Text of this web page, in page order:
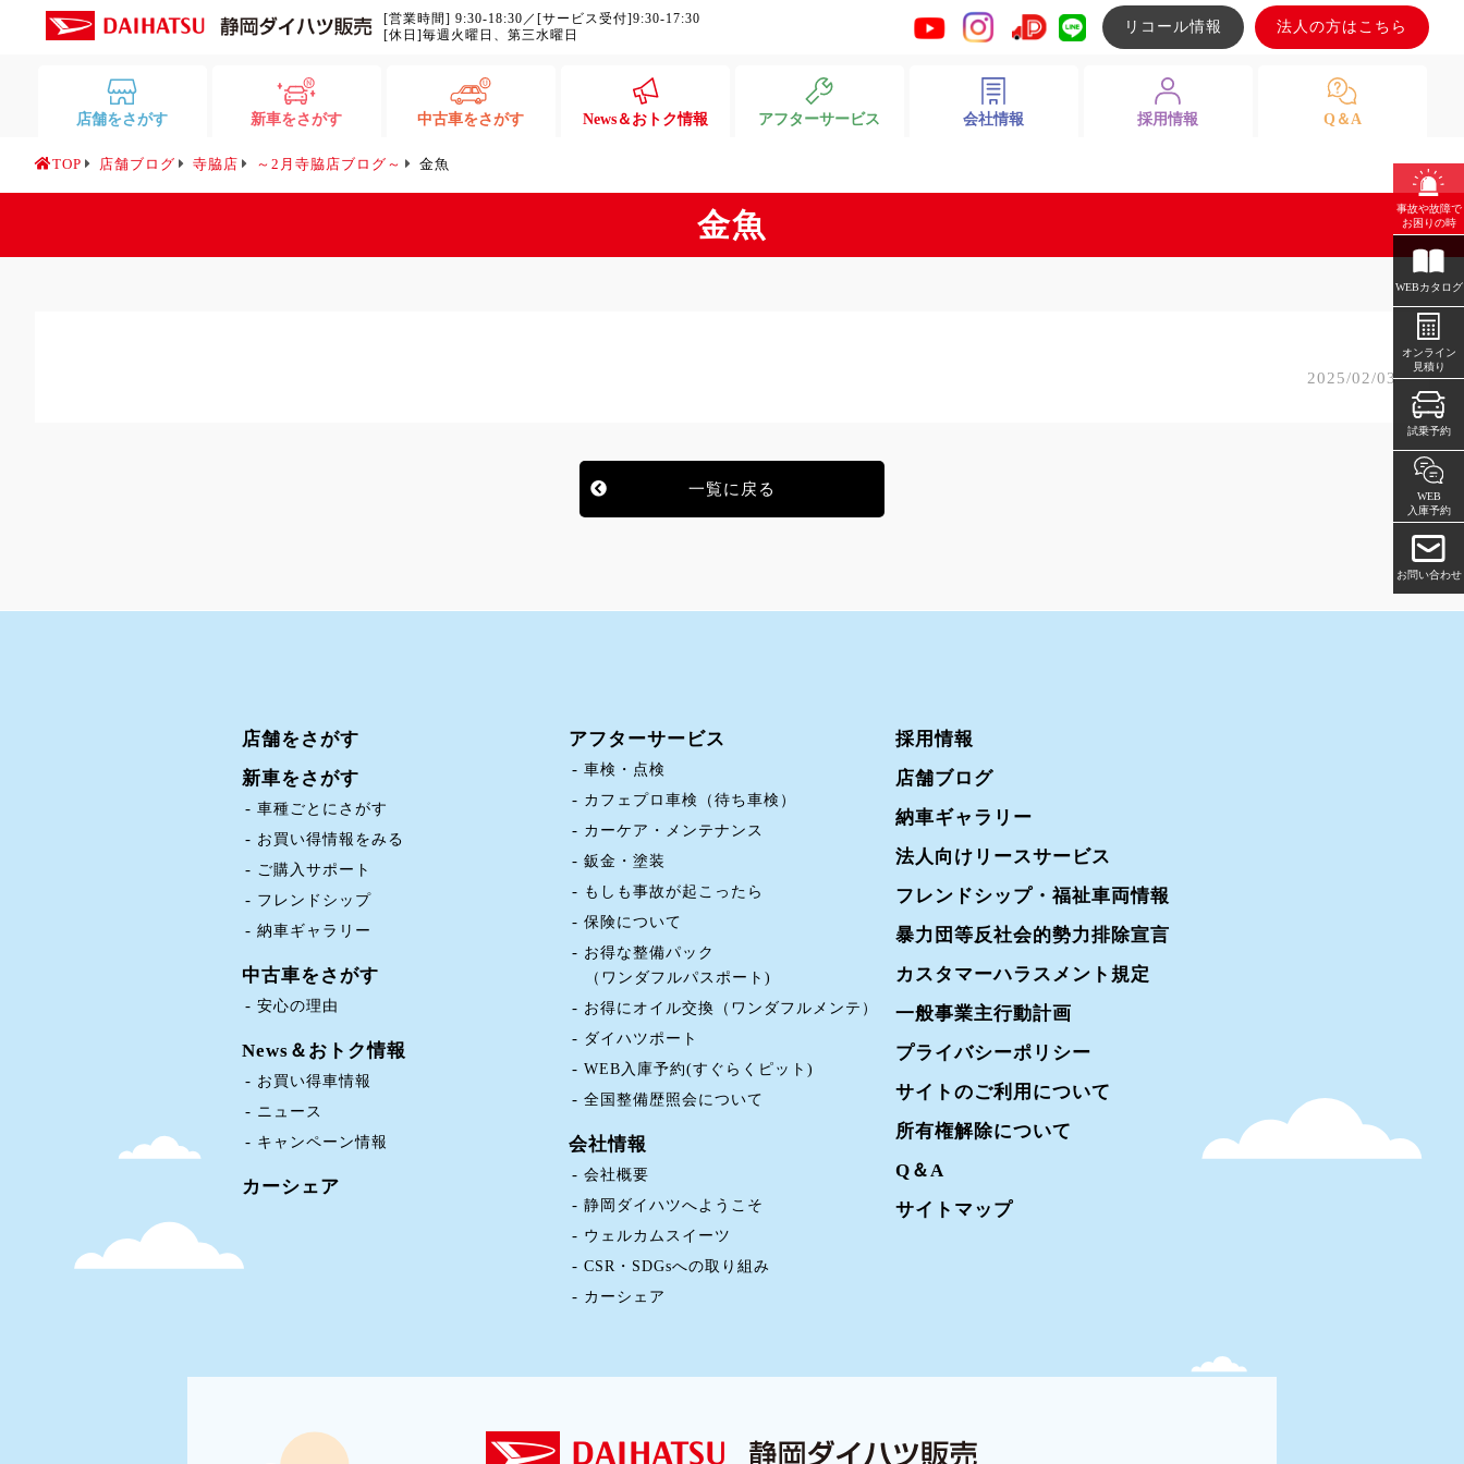
[営業時間] 9:30-18:30／[サービス受付]9:30-17:30
[休日]毎週火曜日、第三水曜日
リコール情報 法人の方はこちら
店舗をさがす 新車をさがす 中古車をさがす News＆おトク情報 アフターサービス 会社情報 採用情報 Q＆A
事故や故障で
お困りの時
WEBカタログ
オンライン
見積り
試乗予約
WEB
入庫予約
お問い合わせ
TOP 店舗ブログ 寺脇店 ～2月寺脇店ブログ～ 金魚
金魚
2025/02/03
一覧に戻る
店舗をさがす
新車をさがす
車種ごとにさがす
お買い得情報をみる
ご購入サポート
フレンドシップ
納車ギャラリー
中古車をさがす
安心の理由
News＆おトク情報
お買い得車情報
ニュース
キャンペーン情報
カーシェア
アフターサービス
車検・点検
カフェプロ車検（待ち車検）
カーケア・メンテナンス
鈑金・塗装
もしも事故が起こったら
保険について
お得な整備パック
（ワンダフルパスポート)
お得にオイル交換（ワンダフルメンテ）
ダイハツポート
WEB入庫予約(すぐらくピット)
全国整備歴照会について
会社情報
会社概要
静岡ダイハツへようこそ
ウェルカムスイーツ
CSR・SDGsへの取り組み
カーシェア
採用情報
店舗ブログ
納車ギャラリー
法人向けリースサービス
フレンドシップ・福祉車両情報
暴力団等反社会的勢力排除宣言
カスタマーハラスメント規定
一般事業主行動計画
プライバシーポリシー
サイトのご利用について
所有権解除について
Q＆A
サイトマップ